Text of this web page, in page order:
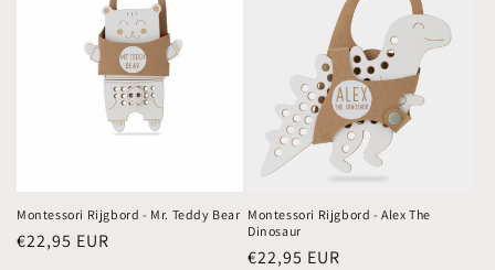
Montessori Rijgbord - Mr. Teddy Bear
Normale
€22,95 EUR
Montessori Rijgbord - Alex The
Dinosaur
Normale
€22,95 EUR